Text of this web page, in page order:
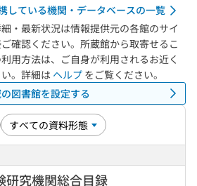
している機関・データベースの一覧
・最新状況は情報提供元の各館のサイ
確認ください。所蔵館から取寄せるこ
用方法は、ご自身が利用されるお近く
。詳細は ヘルプ をご覧ください。
図書館を設定する
研究機関総合目録